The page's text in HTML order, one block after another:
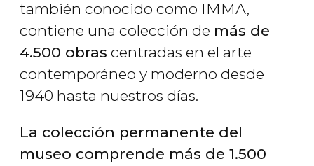
también conocido como IMMA,
contiene una colección de más de
4.500 obras centradas en el arte
contemporáneo y moderno desde
1940 hasta nuestros días.
La colección permanente del
museo comprende más de 1.500